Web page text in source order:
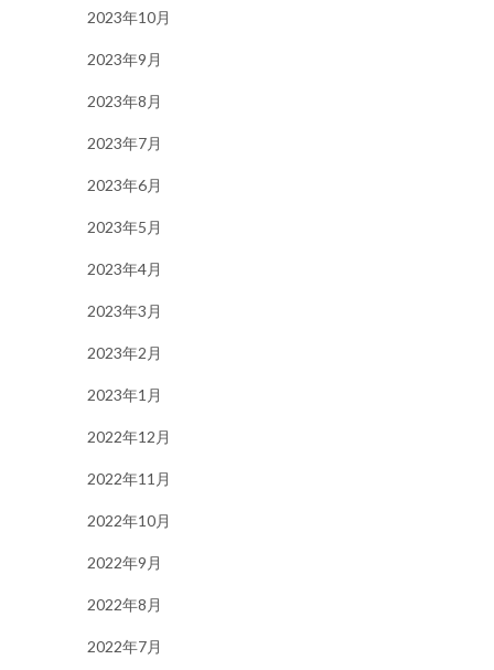
2023年10月
2023年9月
2023年8月
2023年7月
2023年6月
2023年5月
2023年4月
2023年3月
2023年2月
2023年1月
2022年12月
2022年11月
2022年10月
2022年9月
2022年8月
2022年7月